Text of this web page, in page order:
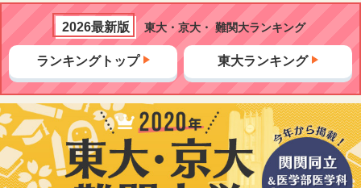
ト
2026最新版 東大・京大・ 難関大ランキング
ランキングトップ 東大ランキング